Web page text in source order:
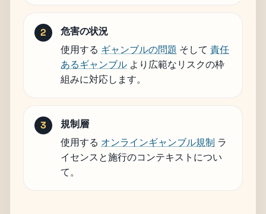
危害の状況
使用する ギャンブルの問題 そして 責任
あるギャンブル より広範なリスクの枠
組みに対応します。
規制層
使用する オンラインギャンブル規制 ラ
イセンスと施行のコンテキストについ
て。